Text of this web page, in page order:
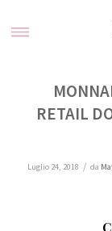
RETAIL
Luglio 24, 2018 / da